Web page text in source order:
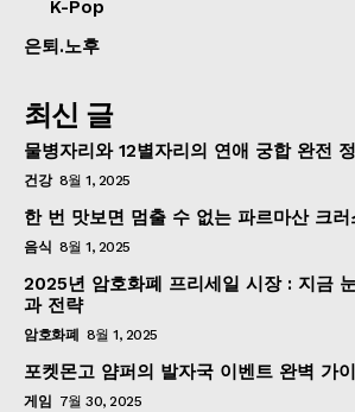
K-Pop
은퇴.노후
최신 글
물병자리와 12별자리의 연애 궁합 완전
건강 8월 1, 2025
한 번 맛보면 멈출 수 없는 파르마산 크러
음식 8월 1, 2025
2025년 암호화폐 프리세일 시장 : 지금
과 전략
암호화폐 8월 1, 2025
포켓몬고 얌퍼의 발자국 이벤트 완벽 가
게임 7월 30, 2025